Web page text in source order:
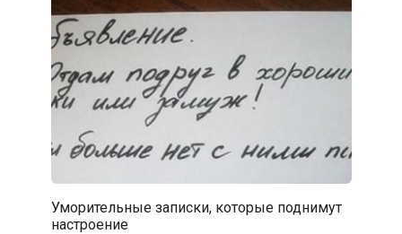
Уморительные записки, которые поднимут
настроение